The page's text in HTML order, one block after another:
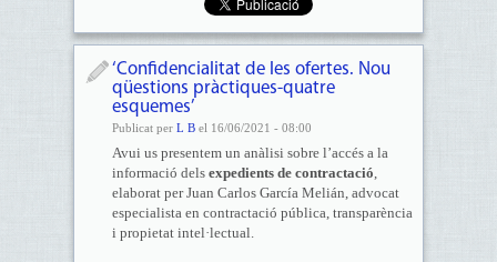
‘Confidencialitat de les ofertes. Nou
qüestions pràctiques-quatre
esquemes’
Publicat per L Bel 16/06/2021 - 08:00
Avui us presentem un anàlisi sobre l’accés a la
informació dels expedients de contractació,
elaborat per Juan Carlos García Melián, advocat
especialista en contractació pública, transparència
i propietat intel·lectual.